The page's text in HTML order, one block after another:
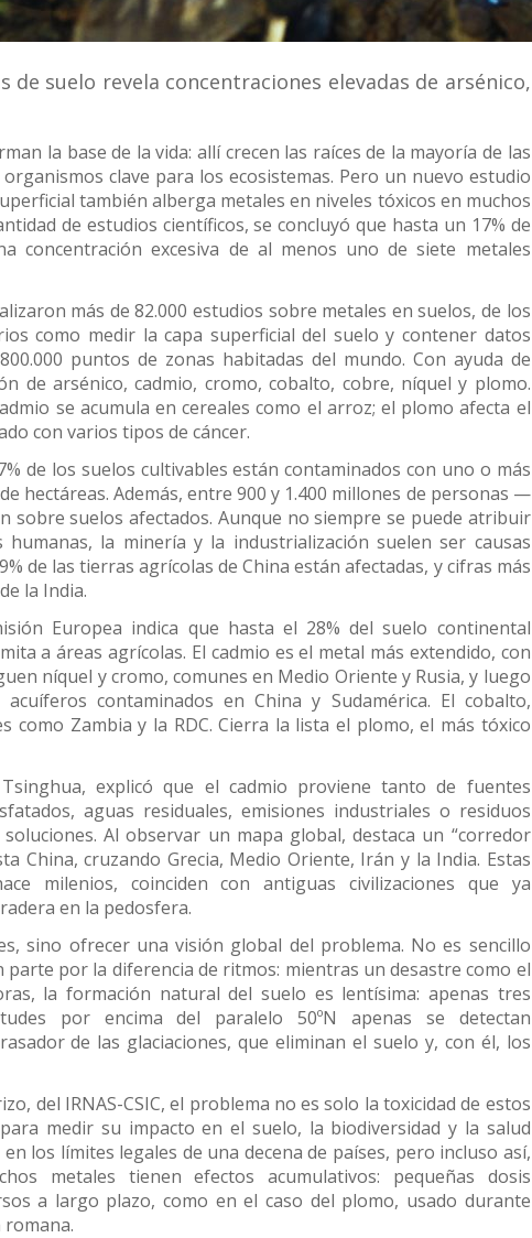
suelo revela concentraciones elevadas de arsénico,
la base de la vida: allí crecen las raíces de la mayoría de las
clave para los ecosistemas. Pero un nuevo estudio
también alberga metales en niveles tóxicos en muchos
de estudios científicos, se concluyó que hasta un 17% de
concentración excesiva de al menos uno de siete metales
más de 82.000 estudios sobre metales en suelos, de los
como medir la capa superficial del suelo y contener datos
puntos de zonas habitadas del mundo. Con ayuda de
de arsénico, cadmio, cromo, cobalto, cobre, níquel y plomo.
se acumula en cereales como el arroz; el plomo afecta el
con varios tipos de cáncer.
de los suelos cultivables están contaminados con uno o más
hectáreas. Además, entre 900 y 1.400 millones de personas —
sobre suelos afectados. Aunque no siempre se puede atribuir
la minería y la industrialización suelen ser causas
de las tierras agrícolas de China están afectadas, y cifras más
la India.
Europea indica que hasta el 28% del suelo continental
a áreas agrícolas. El cadmio es el metal más extendido, con
níquel y cromo, comunes en Medio Oriente y Rusia, y luego
contaminados en China y Sudamérica. El cobalto,
como Zambia y la RDC. Cierra la lista el plomo, el más tóxico
explicó que el cadmio proviene tanto de fuentes
aguas residuales, emisiones industriales o residuos
Al observar un mapa global, destaca un “corredor
China, cruzando Grecia, Medio Oriente, Irán y la India. Estas
milenios, coinciden con antiguas civilizaciones que ya
en la pedosfera.
sino ofrecer una visión global del problema. No es sencillo
por la diferencia de ritmos: mientras un desastre como el
la formación natural del suelo es lentísima: apenas tres
por encima del paralelo 50ºN apenas se detectan
de las glaciaciones, que eliminan el suelo y, con él, los
del IRNAS-CSIC, el problema no es solo la toxicidad de estos
medir su impacto en el suelo, la biodiversidad y la salud
los límites legales de una decena de países, pero incluso así,
metales tienen efectos acumulativos: pequeñas dosis
a largo plazo, como en el caso del plomo, usado durante
romana.